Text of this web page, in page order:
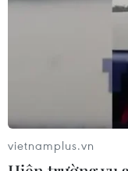
vietnamplus.vn